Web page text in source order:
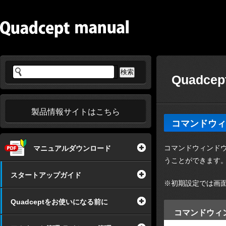
製品情報サイトはこちら
マニュアルダウンロード
スタートアップガイド
Quadceptをお使いになる前に
コマンドウ
コマンドウィンド
うことができます
※初期設定では画
コマンドウ